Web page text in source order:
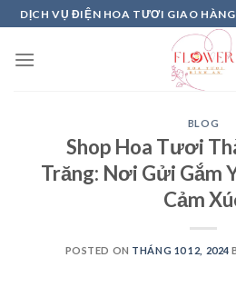
Skip
to
content
DỊCH VỤ ĐIỆN HOA TƯƠI GIAO
BLOG
Shop Hoa Tươi
Trăng: Nơi Gửi Gắm
Cảm
POSTED ON THÁNG 10 12, 2024